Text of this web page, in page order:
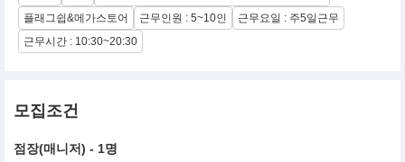
철학은
개인적이면서도 분명한 개성을 지닌, 세련되고 매혹적인 제품들을
탄생시킵니다.
여성을 더욱 당당하게 만듭니다.
플래그쉽&메가스토어
근무인원 : 5~10인
근무요일 : 주5일근무
근무시간 : 10:30~20:30
모집조건
점장(매니저) - 1명